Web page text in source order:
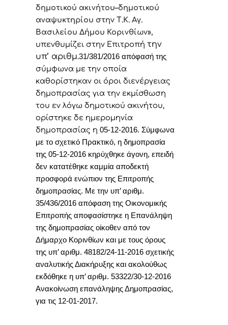
δημοτικού ακινήτου–δημοτικού
αναψυκτηρίου στην Τ.Κ. Αγ.
Βασιλείου Δήμου Κορινθίων»,
υπενθυμίζει στην Επιτροπή την
υπ’ αριθμ.31/381/2016 απόφασή της
σύμφωνα με την οποία
καθορίστηκαν οι όροι διενέργειας
δημοπρασίας για την εκμίσθωση
του εν λόγω δημοτικού ακινήτου,
ορίστηκε δε ημερομηνία
δημοπρασίας η 05-12-2016. Σύμφωνα
με το σχετικό Πρακτικό, η δημοπρασία
της 05-12-2016 κηρύχθηκε άγονη, επειδή
δεν κατατέθηκε καμμία αποδεκτή
προσφορά ενώπιον της Επιτροπής
δημοπρασίας. Με την υπ’ αριθμ.
35/436/2016 απόφαση της Οικονομικής
Επιτροπής αποφασίστηκε η Επανάληψη
της δημοπρασίας οίκοθεν από τον
Δήμαρχο Κορινθίων και με τους όρους
της υπ’ αριθμ. 48182/24-11-2016 σχετικής
αναλυτικής Διακήρυξης και ακολούθως
εκδόθηκε η υπ’ αριθμ. 53322/30-12-2016
Ανακοίνωση επανάληψης Δημοπρασίας,
για τις 12-01-2017.